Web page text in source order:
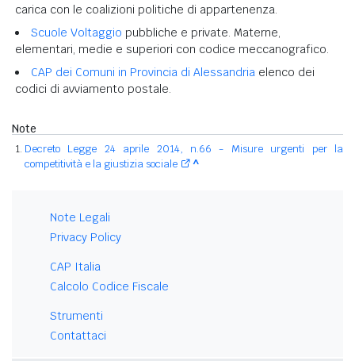
carica con le coalizioni politiche di appartenenza.
Scuole Voltaggio pubbliche e private. Materne,
elementari, medie e superiori con codice meccanografico.
CAP dei Comuni in Provincia di Alessandria elenco dei
codici di avviamento postale.
Note
Decreto Legge 24 aprile 2014, n.66 - Misure urgenti per la
competitività e la giustizia sociale
^
Note Legali
Privacy Policy
CAP Italia
Calcolo Codice Fiscale
Strumenti
Contattaci